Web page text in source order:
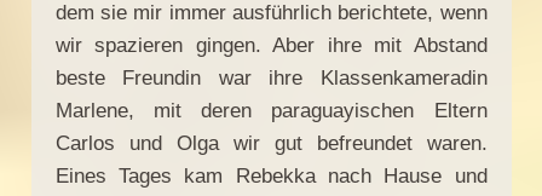
dem sie mir immer ausführlich berichtete, wenn
wir spazieren gingen. Aber ihre mit Abstand
beste Freundin war ihre Klassenkameradin
Marlene, mit deren paraguayischen Eltern
Carlos und Olga wir gut befreundet waren.
Eines Tages kam Rebekka nach Hause und